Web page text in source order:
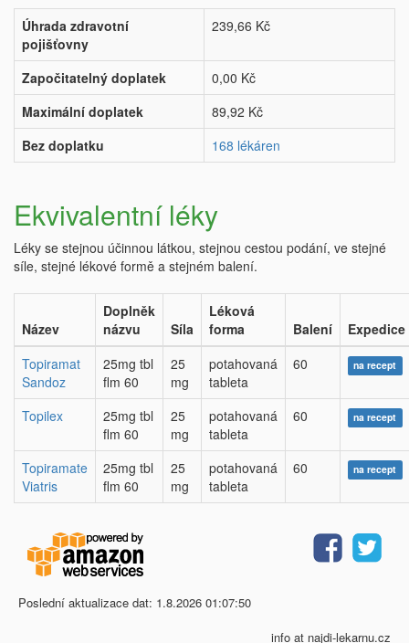
Úhrada zdravotní
pojišťovny
239,66 Kč
Započitatelný doplatek
0,00 Kč
Maximální doplatek
89,92 Kč
Bez doplatku
168 lékáren
Ekvivalentní léky
Léky se stejnou účinnou látkou, stejnou cestou podání, ve stejné
síle, stejné lékové formě a stejném balení.
Název
Doplněk
názvu
Síla
Léková
forma
Balení
Expedice
Topiramat
Sandoz
25mg tbl
flm 60
25
mg
potahovaná
tableta
60 na recept
Topilex
25mg tbl
flm 60
25
mg
potahovaná
tableta
60 na recept
Topiramate
Viatris
25mg tbl
flm 60
25
mg
potahovaná
tableta
60 na recept
Poslední aktualizace dat: 1.8.2026 01:07:50
info at najdi-lekarnu.cz